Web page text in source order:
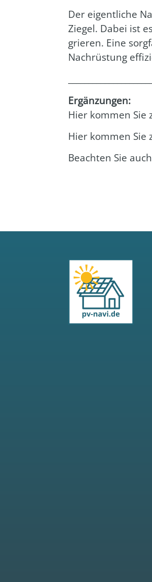
Der eigent­li­che
Zie­gel. Dabei ist
grie­ren. Eine
Nach­rüs­tung
Ergän­zun­gen:
Hier kom­men Sie
Hier kom­men Sie
Beach­ten Sie